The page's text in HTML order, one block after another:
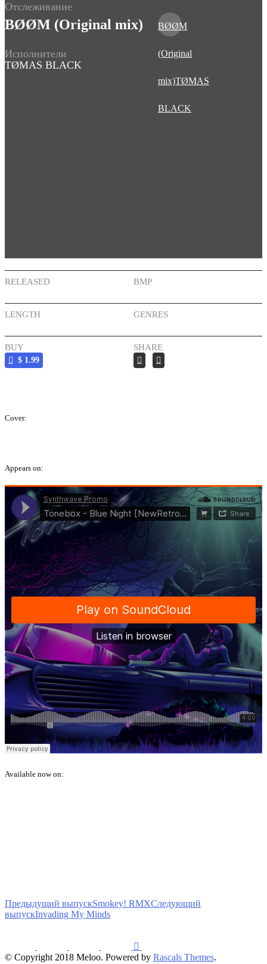
Отслеживание
BØØM (Original mix) BØØM
(Original
mix)TØMAS
BLACK
Исполнители
TØMAS BLACK
RELEASED
BMP
LENGTH
GENRES
BUY
$ 1.99
SHARE
Cover:
Appears on:
Available now on:
Предыдущий выпускSmokey! RMXСледующий
выпускInvading My Minds
© Copyright 2018 Meloo. Powered by Rascals Themes.